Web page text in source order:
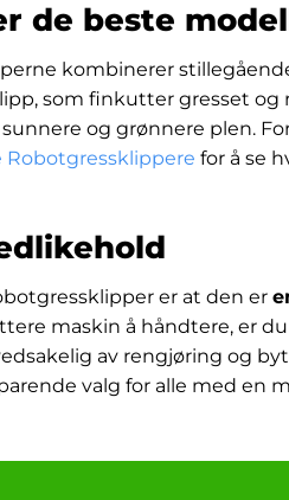
de beste
kombinerer
som finkutter gresset
og grønnere plen.
Robotgressklippere for å se
er at den er
maskin å håndtere, er
av rengjøring og
valg for alle med en